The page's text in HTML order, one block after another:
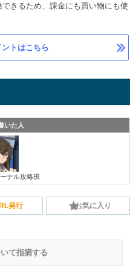
きるため、課金にも買い物にも使
トはこちら
いた人
ナル攻略班
発行 お気に入り
て指摘する